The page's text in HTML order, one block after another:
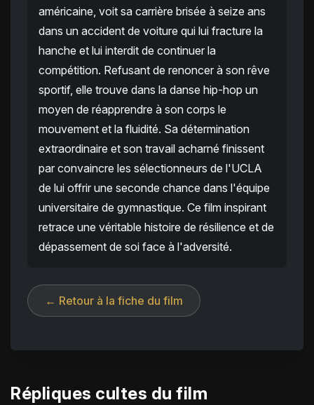
américaine, voit sa carrière brisée à seize ans
dans un accident de voiture qui lui fracture la
hanche et lui interdit de continuer la
compétition. Refusant de renoncer à son rêve
sportif, elle trouve dans la danse hip-hop un
moyen de réapprendre à son corps le
mouvement et la fluidité. Sa détermination
extraordinaire et son travail acharné finissent
par convaincre les sélectionneurs de l'UCLA
de lui offrir une seconde chance dans l'équipe
universitaire de gymnastique. Ce film inspirant
retrace une véritable histoire de résilience et de
dépassement de soi face à l'adversité.
← Retour à la fiche du film
Répliques cultes du film